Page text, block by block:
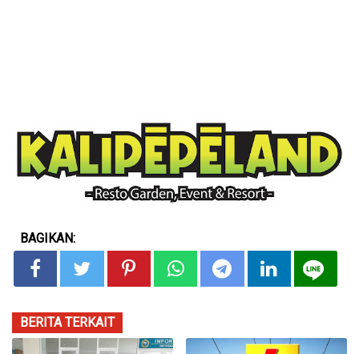
BAGIKAN:
BERITA TERKAIT